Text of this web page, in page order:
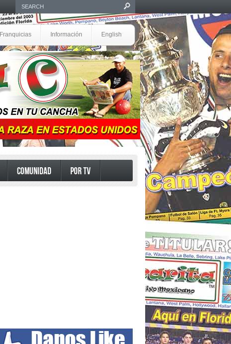
Franquicias Información English
COMUNIDAD POR TV